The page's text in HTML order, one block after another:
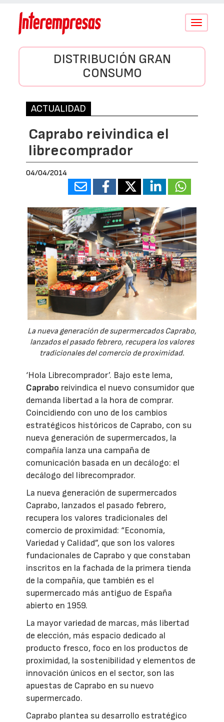
Conmutar
DISTRIBUCIÓN GRAN
CONSUMO
ACTUALIDAD
Caprabo reivindica el
librecomprador
04/04/2014
La nueva generación de supermercados Caprabo,
lanzados el pasado febrero, recupera los valores
tradicionales del comercio de proximidad.
‘Hola Librecomprador’. Bajo este lema,
Caprabo reivindica el nuevo consumidor que
demanda libertad a la hora de comprar.
Coincidiendo con uno de los cambios
estratégicos históricos de Caprabo, con su
nueva generación de supermercados, la
compañía lanza una campaña de
comunicación basada en un decálogo: el
decálogo del librecomprador.
La nueva generación de supermercados
Caprabo, lanzados el pasado febrero,
recupera los valores tradicionales del
comercio de proximidad: “Economía,
Variedad y Calidad”, que son los valores
fundacionales de Caprabo y que constaban
inscritos en la fachada de la primera tienda
de la compañía, que también es el
supermercado más antiguo de España
abierto en 1959.
La mayor variedad de marcas, más libertad
de elección, más espacio dedicado al
producto fresco, foco en los productos de
proximidad, la sostenibilidad y elementos de
innovación únicos en el sector, son las
apuestas de Caprabo en su nuevo
supermercado.
Caprabo plantea su desarrollo estratégico